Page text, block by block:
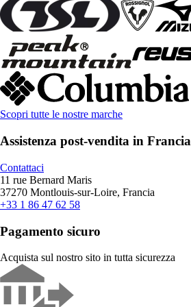
Scopri tutte le nostre marche
Assistenza post-vendita in Francia
Contattaci
11 rue Bernard Maris
37270 Montlouis-sur-Loire, Francia
+33 1 86 47 62 58
Pagamento sicuro
Acquista sul nostro sito in tutta sicurezza